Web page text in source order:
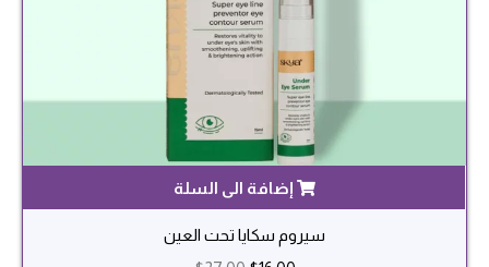
avens تقوية وترميم الأظافر